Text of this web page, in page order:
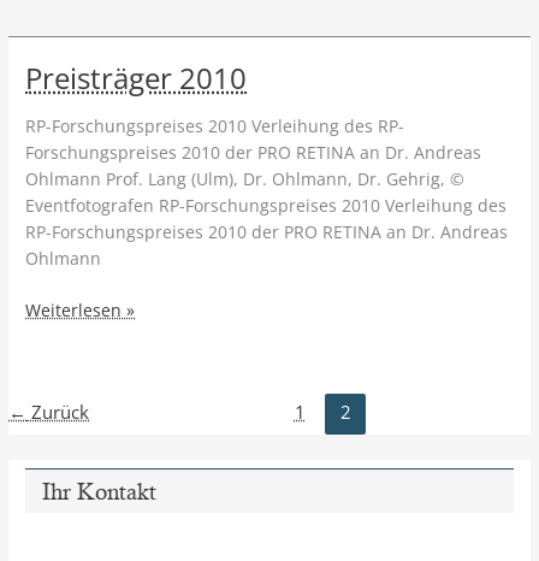
Preisträger 2010
RP-Forschungspreises 2010 Verleihung des RP-
Forschungspreises 2010 der PRO RETINA an Dr. Andreas
Ohlmann Prof. Lang (Ulm), Dr. Ohlmann, Dr. Gehrig, ©
Eventfotografen RP-Forschungspreises 2010 Verleihung des
RP-Forschungspreises 2010 der PRO RETINA an Dr. Andreas
Ohlmann
Preisträger
Weiterlesen »
← Zurück 1 2
Ihr Kontakt